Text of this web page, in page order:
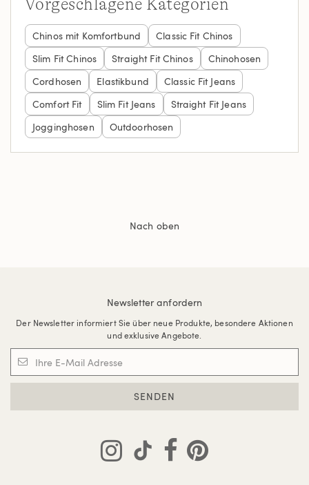
Vorgeschlagene Kategorien
Chinos mit Komfortbund
Classic Fit Chinos
Slim Fit Chinos
Straight Fit Chinos
Chinohosen
Cordhosen
Elastikbund
Classic Fit Jeans
Comfort Fit
Slim Fit Jeans
Straight Fit Jeans
Jogginghosen
Outdoorhosen
Nach oben
Newsletter anfordern
Der Newsletter informiert Sie über neue Produkte, besondere Aktionen
und exklusive Angebote.
SENDEN